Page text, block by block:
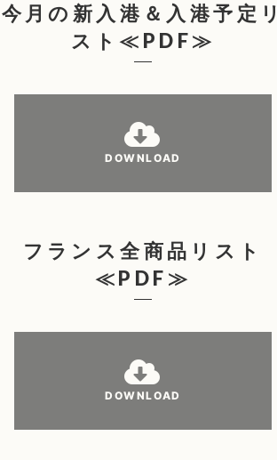
今月の新入港＆入港予定リ
スト≪PDF≫
DOWNLOAD
フランス全商品リスト
≪PDF≫
DOWNLOAD